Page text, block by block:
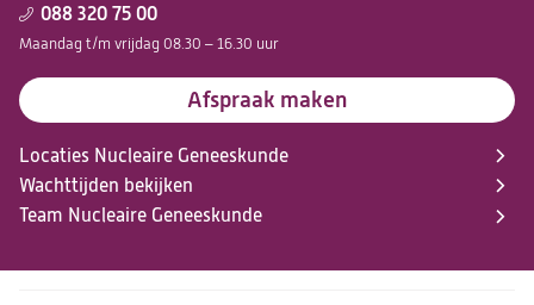
088 320 75 00
Maandag t/m vrijdag 08.30 – 16.30 uur
Afspraak maken
Locaties Nucleaire Geneeskunde
Wachttijden bekijken
Team Nucleaire Geneeskunde